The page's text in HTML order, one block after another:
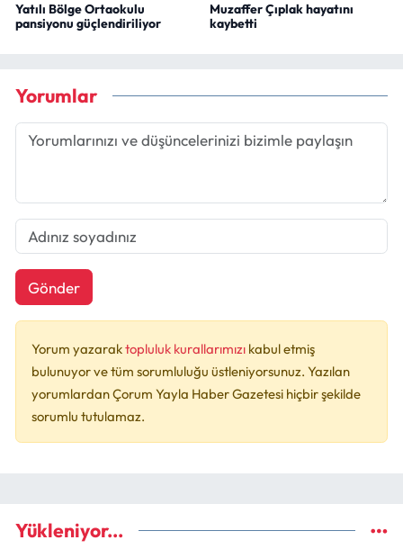
Yatılı Bölge Ortaokulu
pansiyonu güçlendiriliyor
Muzaffer Çıplak hayatını
kaybetti
Yorumlar
Gönder
Yorum yazaraktopluluk kurallarımızı kabul etmiş
bulunuyor ve tüm sorumluluğu üstleniyorsunuz. Yazılan
yorumlardan Çorum Yayla Haber Gazetesi hiçbir şekilde
sorumlu tutulamaz.
Yükleniyor...